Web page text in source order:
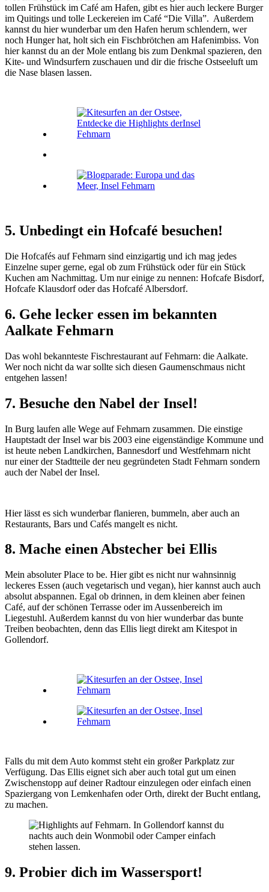
tollen Frühstück im Café am Hafen, gibt es hier auch leckere Burger
im Quitings und tolle Leckereien im Café “Die Villa”. Außerdem
kannst du hier wunderbar um den Hafen herum schlendern, wer
noch Hunger hat, holt sich ein Fischbrötchen am Hafenimbiss. Von
hier kannst du an der Mole entlang bis zum Denkmal spazieren, den
Kite- und Windsurfern zuschauen und dir die frische Ostseeluft um
die Nase blasen lassen.
5. Unbedingt ein Hofcafé besuchen!
Die Hofcafés auf Fehmarn sind einzigartig und ich mag jedes
Einzelne super gerne, egal ob zum Frühstück oder für ein Stück
Kuchen am Nachmittag. Um nur einige zu nennen: Hofcafe Bisdorf,
Hofcafe Klausdorf oder das Hofcafé Albersdorf.
6. Gehe lecker essen im bekannten
Aalkate Fehmarn
Das wohl bekannteste Fischrestaurant auf Fehmarn: die Aalkate.
Wer noch nicht da war sollte sich diesen Gaumenschmaus nicht
entgehen lassen!
7. Besuche den Nabel der Insel!
In Burg laufen alle Wege auf Fehmarn zusammen. Die einstige
Hauptstadt der Insel war bis 2003 eine eigenständige Kommune und
ist heute neben Landkirchen, Bannesdorf und Westfehmarn nicht
nur einer der Stadtteile der neu gegründeten Stadt Fehmarn sondern
auch der Nabel der Insel.
Hier lässt es sich wunderbar flanieren, bummeln, aber auch an
Restaurants, Bars und Cafés mangelt es nicht.
8. Mache einen Abstecher bei Ellis
Mein absoluter Place to be. Hier gibt es nicht nur wahnsinnig
leckeres Essen (auch vegetarisch und vegan), hier kannst auch auch
absolut abspannen. Egal ob drinnen, in dem kleinen aber feinen
Café, auf der schönen Terrasse oder im Aussenbereich im
Liegestuhl. Außerdem kannst du von hier wunderbar das bunte
Treiben beobachten, denn das Ellis liegt direkt am Kitespot in
Gollendorf.
Falls du mit dem Auto kommst steht ein großer Parkplatz zur
Verfügung. Das Ellis eignet sich aber auch total gut um einen
Zwischenstopp auf deiner Radtour einzulegen oder einfach einen
Spaziergang von Lemkenhafen oder Orth, direkt der Bucht entlang,
zu machen.
9. Probier dich im Wassersport!